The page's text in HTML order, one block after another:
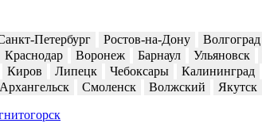
Петербург Ростов-на-Дону Волгоград
Краснодар Воронеж Барнаул Ульяновск
Киров Липецк Чебоксары Калининград
Архангельск Смоленск Волжский Якутск